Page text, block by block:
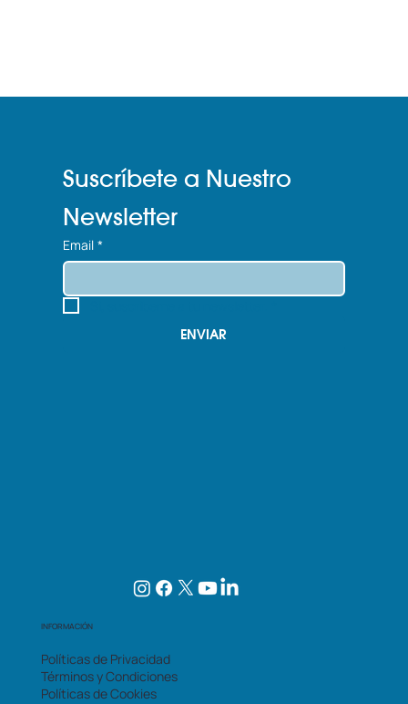
Suscríbete a Nuestro
Newsletter
Email *
ENVIAR
INFORMACIÓN
Políticas de Privacidad
Términos y Condiciones
Políticas de Cookies